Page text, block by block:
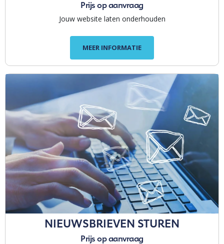
Prijs op aanvraag
Jouw website laten onderhouden
MEER INFORMATIE
NIEUWSBRIEVEN STUREN
Prijs op aanvraag